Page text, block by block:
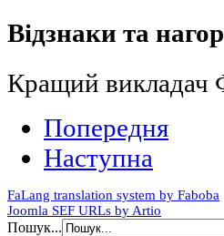
Відзнаки та
Кращий викладач
Попередня
Наступна
FaLang translation system by Faboba
Joomla SEF URLs by Artio
Пошук...